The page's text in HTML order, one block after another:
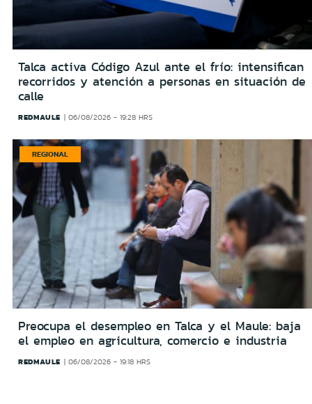
Talca activa Código Azul ante el frío: intensifican
recorridos y atención a personas en situación de
calle
REDMAULE 06/08/2026 - 19:28 HRS
REGIONAL
Preocupa el desempleo en Talca y el Maule: baja
el empleo en agricultura, comercio e industria
REDMAULE 06/08/2026 - 19:18 HRS